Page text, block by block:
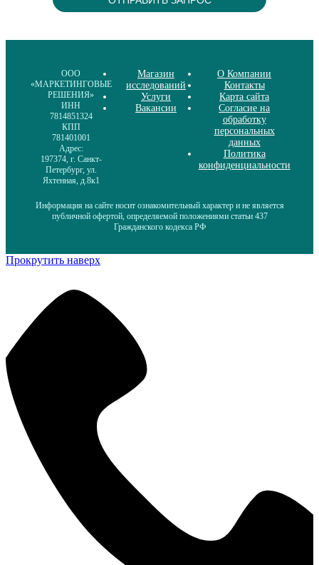
ООО
«МАРКЕТИНГОВЫЕ
РЕШЕНИЯ»
ИНН
7814851324
КПП
781401001
Адрес:
197374, г. Санкт-
Петербург, ул.
Яхтенная, д.8к1
Магазин
исследований
Услуги
Вакансии
О Компании
Контакты
Карта сайта
Согласие на
обработку
персональных
данных
Политика
конфиденциальности
Информация на сайте носит ознакомительный характер и не является
публичной офертой, определяемой положениями статьи 437
Гражданского кодекса РФ
Прокрутить наверх